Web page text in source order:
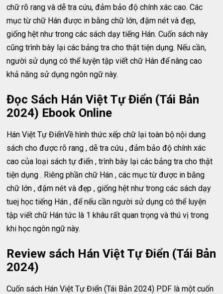
chữ rõ rang và dễ tra cứu, đảm bảo độ chính xác cao. Các
mục từ chữ Hán được in bằng chữ lớn, đậm nét và đẹp,
giống hệt như trong các sách dạy tiếng Hán. Cuốn sách này
cũng trình bày lại các bảng tra cho thật tiện dụng. Nếu cần,
người sử dụng có thể luyện tập viết chữ Hán để nâng cao
khả năng sử dụng ngôn ngữ này.
Đọc Sách Hán Việt Tự Điển (Tái Bản
2024) Ebook Online
Hán Việt Tự ĐiểnVề hình thức xếp chữ lại toàn bộ nội dung
sách cho được rõ rang , dễ tra cứu , đảm bảo độ chính xác
cao của loại sách tự điển , trình bày lại các bảng tra cho thật
tiện dụng . Riêng phần chữ Hán , các mục từ được in bằng
chữ lớn , đậm nét và đẹp , giống hệt như trong các sách dạy
tuej học tiếng Hán , để nếu cần người sử dụng có thể luyện
tập viết chữ Hán tức là 1 khâu rất quan trọng và thú vị trong
khi học ngôn ngữ này.
Review sách Hán Việt Tự Điển (Tái Bản
2024)
Cuốn sách Hán Việt Tự Điển (Tái Bản 2024) PDF là một cuốn